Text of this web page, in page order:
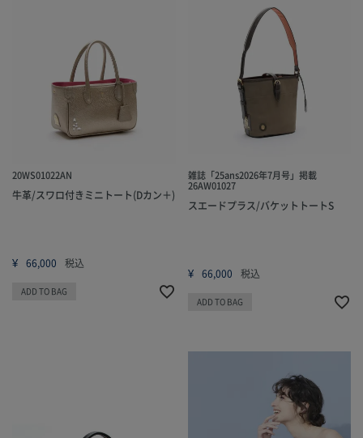
20WS01022AN
牛革/スワロ付きミニトート(Dカン＋)
¥ 66,000 税込
ADD TO BAG
雑誌「25ans2026年7月号」掲載
26AW01027
スエードプラス/バケットトートS
¥ 66,000 税込
ADD TO BAG